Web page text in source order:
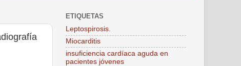
ETIQUETAS
Leptospirosis.
Miocarditis
insuficiencia cardíaca aguda en
pacientes jóvenes